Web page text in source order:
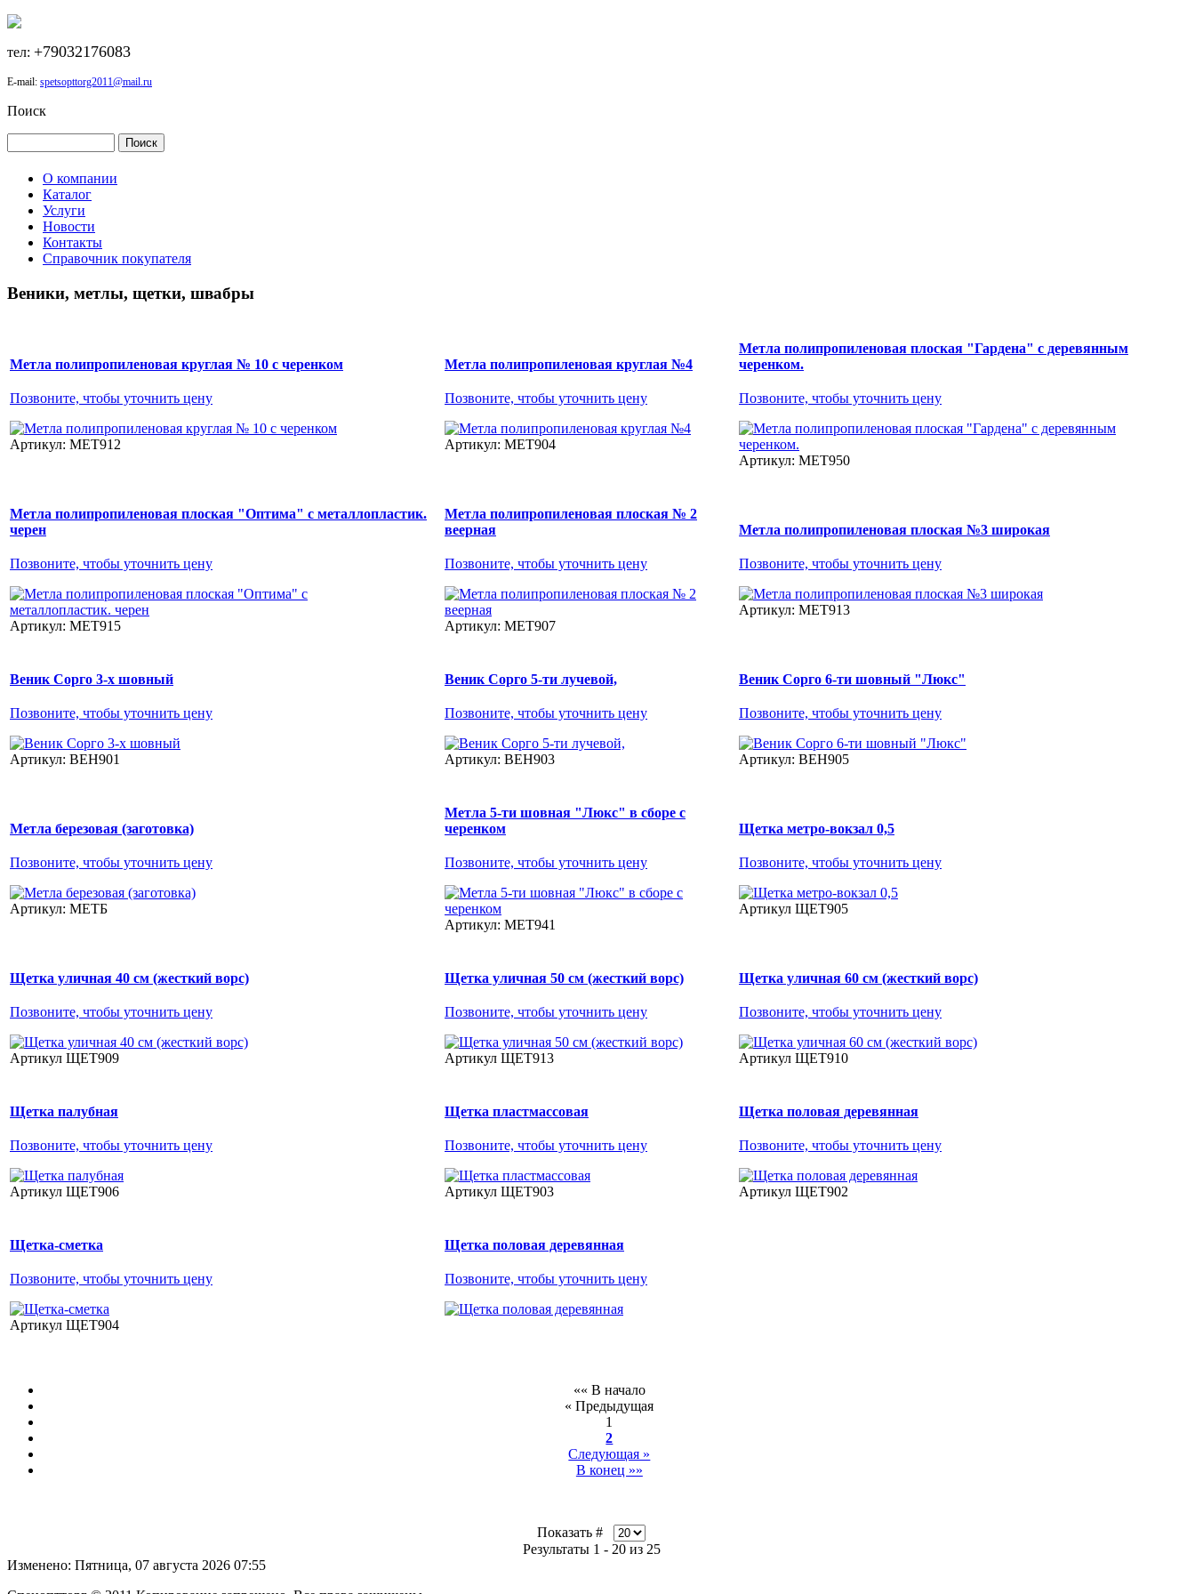
тел: +79032176083
E-mail: spetsopttorg2011@mail.ru
Поиск
О компании
Каталог
Услуги
Новости
Контакты
Справочник покупателя
Веники, метлы, щетки, швабры
Метла полипропиленовая круглая № 10 с черенком
Позвоните, чтобы уточнить цену
Артикул: МЕТ912
Метла полипропиленовая круглая №4
Позвоните, чтобы уточнить цену
Артикул: МЕТ904
Метла полипропиленовая плоская "Гардена" с деревянным
черенком.
Позвоните, чтобы уточнить цену
Артикул: МЕТ950
Метла полипропиленовая плоская "Оптима" с металлопластик.
черен
Позвоните, чтобы уточнить цену
Артикул: МЕТ915
Метла полипропиленовая плоская № 2
веерная
Позвоните, чтобы уточнить цену
Артикул: МЕТ907
Метла полипропиленовая плоская №3 широкая
Позвоните, чтобы уточнить цену
Артикул: МЕТ913
Веник Сорго 3-х шовный
Позвоните, чтобы уточнить цену
Артикул: ВЕН901
Веник Сорго 5-ти лучевой,
Позвоните, чтобы уточнить цену
Артикул: ВЕН903
Веник Сорго 6-ти шовный "Люкс"
Позвоните, чтобы уточнить цену
Артикул: ВЕН905
Метла березовая (заготовка)
Позвоните, чтобы уточнить цену
Артикул: МЕТБ
Метла 5-ти шовная "Люкс" в сборе с
черенком
Позвоните, чтобы уточнить цену
Артикул: МЕТ941
Щетка метро-вокзал 0,5
Позвоните, чтобы уточнить цену
Артикул ЩЕТ905
Щетка уличная 40 см (жесткий ворс)
Позвоните, чтобы уточнить цену
Артикул ЩЕТ909
Щетка уличная 50 см (жесткий ворс)
Позвоните, чтобы уточнить цену
Артикул ЩЕТ913
Щетка уличная 60 см (жесткий ворс)
Позвоните, чтобы уточнить цену
Артикул ЩЕТ910
Щетка палубная
Позвоните, чтобы уточнить цену
Артикул ЩЕТ906
Щетка пластмассовая
Позвоните, чтобы уточнить цену
Артикул ЩЕТ903
Щетка половая деревянная
Позвоните, чтобы уточнить цену
Артикул ЩЕТ902
Щетка-сметка
Позвоните, чтобы уточнить цену
Артикул ЩЕТ904
Щетка половая деревянная
Позвоните, чтобы уточнить цену
«« В начало
« Предыдущая
1
2
Следующая »
В конец »»
Показать #
Результаты 1 - 20 из 25
Изменено: Пятница, 07 августа 2026 07:55